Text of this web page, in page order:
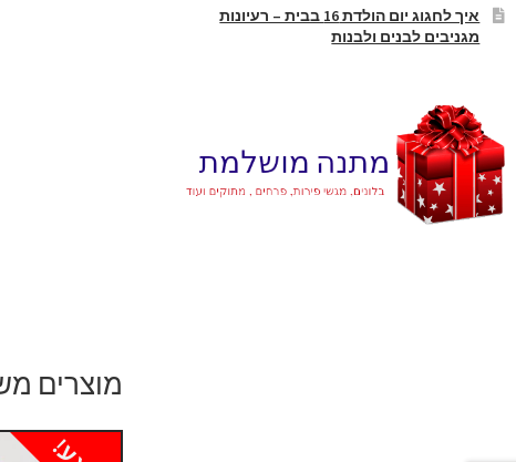
מוצרים
איך לחגוג יום הולדת 16 בבית – רעיונות
מגניבים לבנים ולבנות